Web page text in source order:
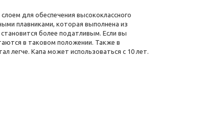
для обеспечения высококлассного
плавниками, которая выполнена из
более податливым. Если вы
в таковом положении. Также в
легче. Капа может использоваться с 10 лет.